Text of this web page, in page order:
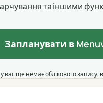
та іншими
Запланувати в
вас ще немає облікового